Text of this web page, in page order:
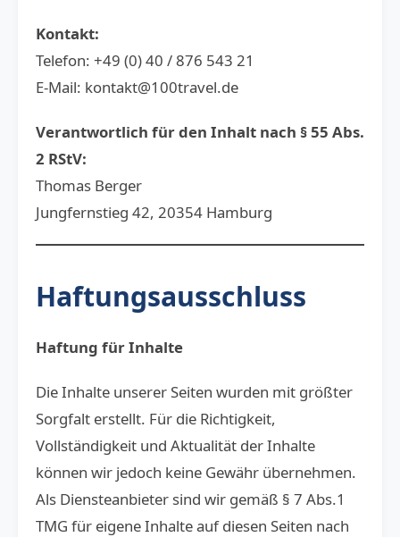
Kontakt:
Telefon: +49 (0) 40 / 876 543 21
E-Mail: kontakt@100travel.de
Verantwortlich für den Inhalt nach § 55 Abs.
2 RStV:
Thomas Berger
Jungfernstieg 42, 20354 Hamburg
Haftungsausschluss
Haftung für Inhalte
Die Inhalte unserer Seiten wurden mit größter
Sorgfalt erstellt. Für die Richtigkeit,
Vollständigkeit und Aktualität der Inhalte
können wir jedoch keine Gewähr übernehmen.
Als Diensteanbieter sind wir gemäß § 7 Abs.1
TMG für eigene Inhalte auf diesen Seiten nach